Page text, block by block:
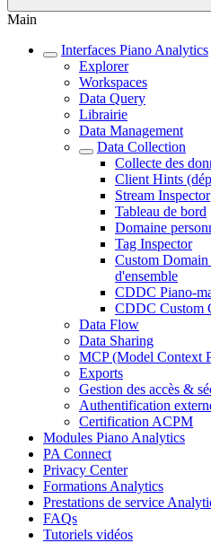
Main
Interfaces Piano Analytics
Explorer
Workspaces
Data Query
Librairie
Data Management
Data Collection
Collecte des
Client Hints
Stream Inspector
Tableau de bord
Domaine
Tag Inspector
Custom
d'ensemble
CDDC Piano-
CDDC Custom
Data Flow
Data Sharing
MCP (Model Context
Exports
Gestion des accès &
Authentification
Certification ACPM
Modules Piano Analytics
PA Connect
Privacy Center
Formations Analytics
Prestations de service
FAQs
Tutoriels vidéos